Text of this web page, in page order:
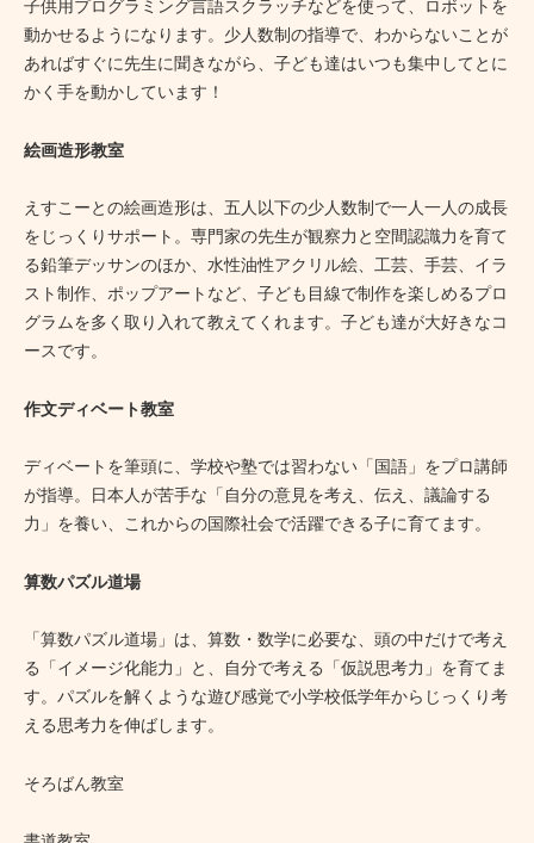
子供用プログラミング言語スクラッチなどを使って、ロボットを
動かせるようになります。少人数制の指導で、わからないことが
あればすぐに先生に聞きながら、子ども達はいつも集中してとに
かく手を動かしています！
絵画造形教室
えすこーとの絵画造形は、五人以下の少人数制で一人一人の成長
をじっくりサポート。専門家の先生が観察力と空間認識力を育て
る鉛筆デッサンのほか、水性油性アクリル絵、工芸、手芸、イラ
スト制作、ポップアートなど、子ども目線で制作を楽しめるプロ
グラムを多く取り入れて教えてくれます。子ども達が大好きなコ
ースです。
作文ディベート教室
ディベートを筆頭に、学校や塾では習わない「国語」をプロ講師
が指導。日本人が苦手な「自分の意見を考え、伝え、議論する
力」を養い、これからの国際社会で活躍できる子に育てます。
算数パズル道場
「算数パズル道場」は、算数・数学に必要な、頭の中だけで考え
る「イメージ化能力」と、自分で考える「仮説思考力」を育てま
す。パズルを解くような遊び感覚で小学校低学年からじっくり考
える思考力を伸ばします。
そろばん教室